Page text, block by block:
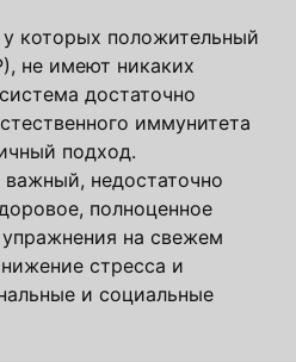
которых положительный
не имеют никаких
достаточно
иммунитета
подход.
недостаточно
полноценное
на свежем
стресса и
и социальные